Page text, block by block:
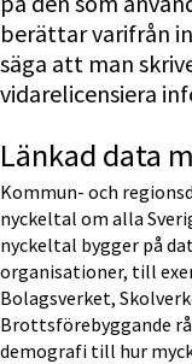
berättar varifrån
säga att man
vidarelicensiera
Länkad data
Kommun- och
nyckeltal om alla
nyckeltal bygger på
organisationer, till
Bolagsverket,
Brottsförebyggande
demografi till hur